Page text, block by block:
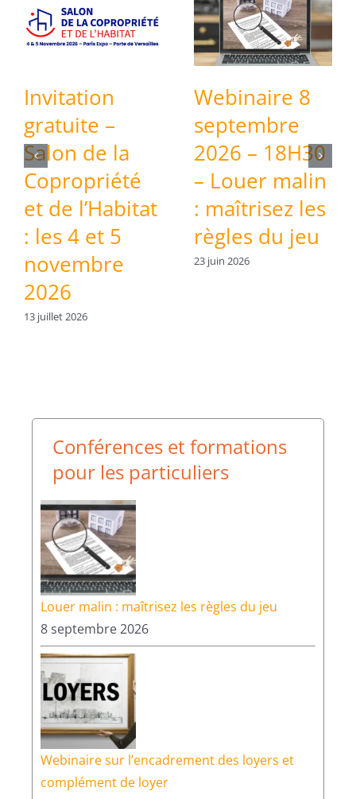
Invitation
gratuite –
Salon de la
Copropriété
et de l’Habitat
: les 4 et 5
novembre
2026
13 juillet 2026
Webinaire 8
septembre
2026 – 18H30
– Louer malin
: maîtrisez les
règles du jeu
23 juin 2026
Conférences et formations
pour les particuliers
Louer malin : maîtrisez les règles du jeu
8 septembre 2026
Webinaire sur l’encadrement des loyers et
complément de loyer